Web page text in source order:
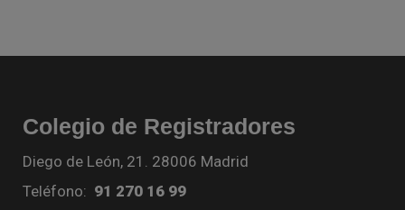
Colegio de Registradores
Diego de León, 21. 28006 Madrid
Teléfono: 91 270 16 99